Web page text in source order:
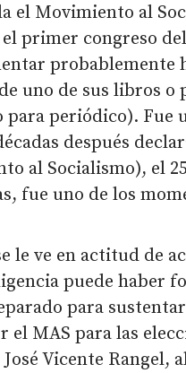
el Movimiento al
el primer congreso
probablemente
uno de sus libros
para periódico). Fue
después
al Socialismo), el
fue uno de los
le ve en actitud de
puede haber
para
el MAS para las
Vicente Rangel,